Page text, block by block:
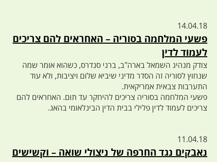
14.04.18
פשעי המלחמה בסוריה – האחראים להם צריכים
לעמוד לדין
צודק מנהיג השמאל בארה"ב, ברני סנדרס, כשהוא אומר שמה
שנחוץ לסוריה זה הסדר מדיני שיביא שלום ויציבות, ולא עוד
התערבות צבאית אמריקאית.
פשעי המלחמה בסוריה צריכים להיחקר עד תום. האחראים להם
צריכים לעמוד לדין פלילי בבית הדין הבינלאומי בהאג.
11.04.18
נאבקים נגד החרפה של ניצולי שואה – וקשישים